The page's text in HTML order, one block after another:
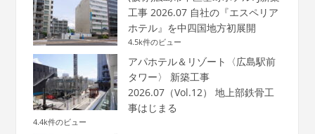
工事 2026.07 自社の『エスペリア
ホテル』を中四国地方初展開
4.5k件のビュー
アパホテル＆リゾート〈広島駅前
タワー〉 新築工事
2026.07（Vol.12） 地上部鉄骨工
事はじまる
4.4k件のビュー